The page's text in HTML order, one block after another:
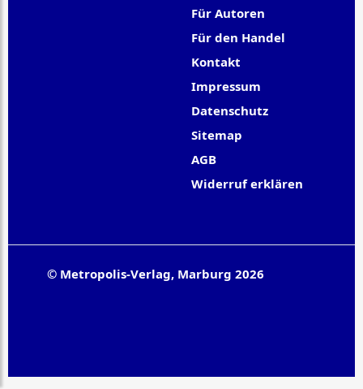
Für Autoren
Für den Handel
Kontakt
Impressum
Datenschutz
Sitemap
AGB
Widerruf erklären
© Metropolis-Verlag, Marburg 2026